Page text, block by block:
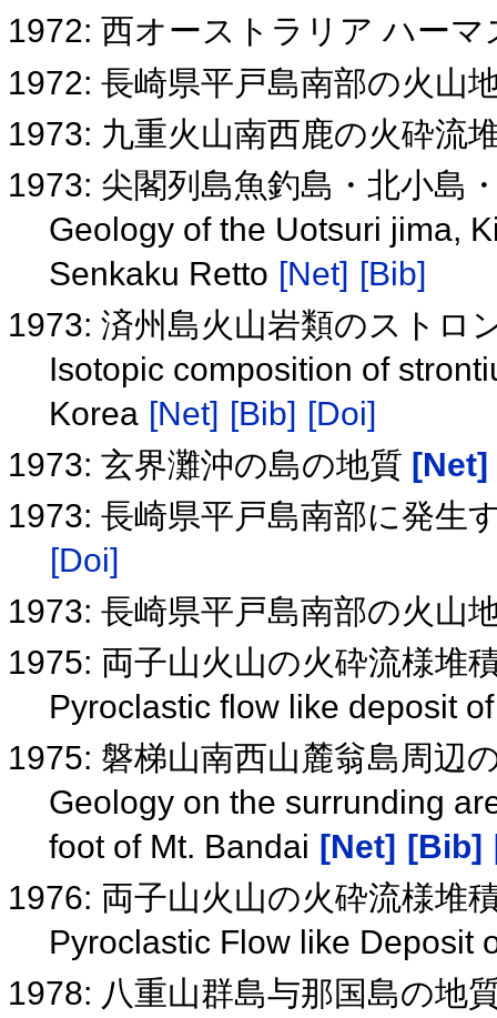
1972: 西オーストラリア ハー
1972: 長崎県平戸島南部の火山
1973: 九重火山南西鹿の火砕流
1973: 尖閣列島魚釣島・北小島
Geology of the Uotsuri jima,
Senkaku Retto [Net] [Bib]
1973: 済州島火山岩類のストロ
Isotopic composition of
Korea [Net] [Bib] [Doi]
1973: 玄界灘沖の島の地質 [Net]
1973: 長崎県平戸島南部に発生
[Doi]
1973: 長崎県平戸島南部の火山
1975: 両子山火山の火砕流様堆
Pyroclastic flow like deposit
1975: 磐梯山南西山麓翁島周辺
Geology on the surrunding
foot of Mt. Bandai [Net] [Bib]
1976: 両子山火山の火砕流様堆
Pyroclastic Flow like Deposit
1978: 八重山群島与那国島の地